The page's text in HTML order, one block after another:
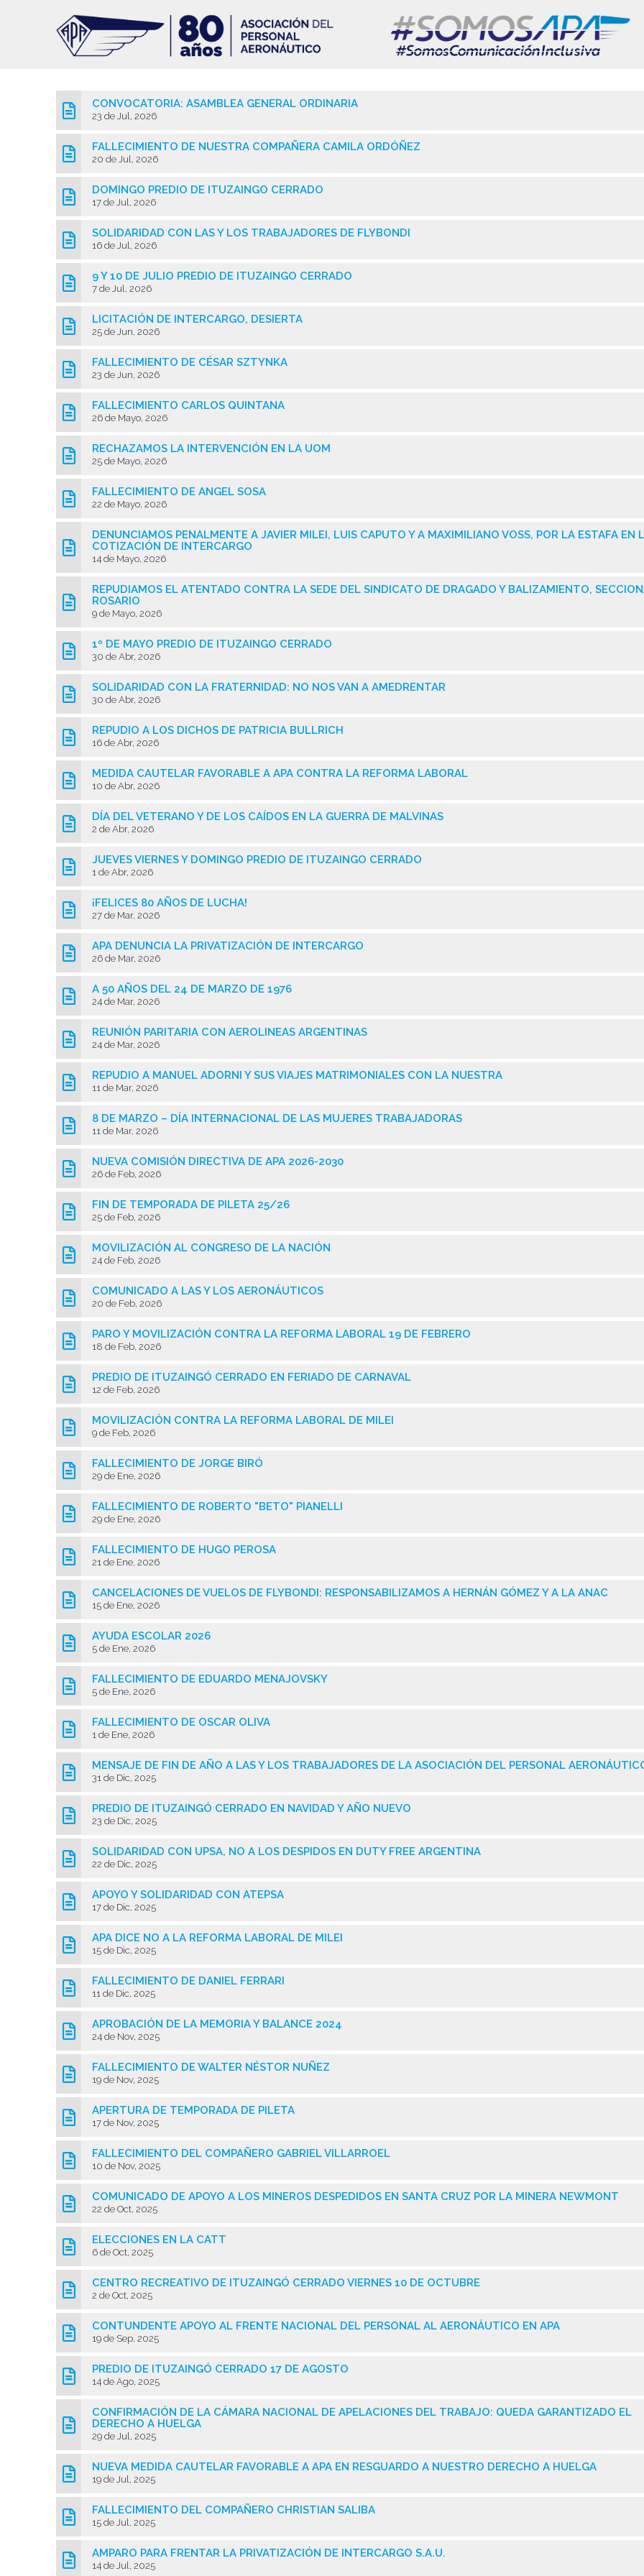
CONVOCATORIA: ASAMBLEA GENERAL ORDINARIA
23 de Jul, 2026
FALLECIMIENTO DE NUESTRA COMPAÑERA CAMILA ORDÓÑEZ
20 de Jul, 2026
DOMINGO PREDIO DE ITUZAINGO CERRADO
17 de Jul, 2026
SOLIDARIDAD CON LAS Y LOS TRABAJADORES DE FLYBONDI
16 de Jul, 2026
9 Y 10 DE JULIO PREDIO DE ITUZAINGO CERRADO
7 de Jul, 2026
LICITACIÓN DE INTERCARGO, DESIERTA
25 de Jun, 2026
FALLECIMIENTO DE CÉSAR SZTYNKA
23 de Jun, 2026
FALLECIMIENTO CARLOS QUINTANA
26 de Mayo, 2026
RECHAZAMOS LA INTERVENCIÓN EN LA UOM
25 de Mayo, 2026
FALLECIMIENTO DE ANGEL SOSA
22 de Mayo, 2026
DENUNCIAMOS PENALMENTE A JAVIER MILEI, LUIS CAPUTO Y A MAXIMILIANO VOSS, POR LA ESTAFA EN
COTIZACIÓN DE INTERCARGO
14 de Mayo, 2026
REPUDIAMOS EL ATENTADO CONTRA LA SEDE DEL SINDICATO DE DRAGADO Y BALIZAMIENTO,
ROSARIO
9 de Mayo, 2026
1º DE MAYO PREDIO DE ITUZAINGO CERRADO
30 de Abr, 2026
SOLIDARIDAD CON LA FRATERNIDAD: NO NOS VAN A AMEDRENTAR
30 de Abr, 2026
REPUDIO A LOS DICHOS DE PATRICIA BULLRICH
16 de Abr, 2026
MEDIDA CAUTELAR FAVORABLE A APA CONTRA LA REFORMA LABORAL
10 de Abr, 2026
DÍA DEL VETERANO Y DE LOS CAÍDOS EN LA GUERRA DE MALVINAS
2 de Abr, 2026
JUEVES VIERNES Y DOMINGO PREDIO DE ITUZAINGO CERRADO
1 de Abr, 2026
¡FELICES 80 AÑOS DE LUCHA!
27 de Mar, 2026
APA DENUNCIA LA PRIVATIZACIÓN DE INTERCARGO
26 de Mar, 2026
A 50 AÑOS DEL 24 DE MARZO DE 1976
24 de Mar, 2026
REUNIÓN PARITARIA CON AEROLINEAS ARGENTINAS
24 de Mar, 2026
REPUDIO A MANUEL ADORNI Y SUS VIAJES MATRIMONIALES CON LA NUESTRA
11 de Mar, 2026
8 DE MARZO – DÍA INTERNACIONAL DE LAS MUJERES TRABAJADORAS
11 de Mar, 2026
NUEVA COMISIÓN DIRECTIVA DE APA 2026-2030
26 de Feb, 2026
FIN DE TEMPORADA DE PILETA 25/26
25 de Feb, 2026
MOVILIZACIÓN AL CONGRESO DE LA NACIÓN
24 de Feb, 2026
COMUNICADO A LAS Y LOS AERONÁUTICOS
20 de Feb, 2026
PARO Y MOVILIZACIÓN CONTRA LA REFORMA LABORAL 19 DE FEBRERO
18 de Feb, 2026
PREDIO DE ITUZAINGÓ CERRADO EN FERIADO DE CARNAVAL
12 de Feb, 2026
MOVILIZACIÓN CONTRA LA REFORMA LABORAL DE MILEI
9 de Feb, 2026
FALLECIMIENTO DE JORGE BIRÓ
29 de Ene, 2026
FALLECIMIENTO DE ROBERTO "BETO" PIANELLI
29 de Ene, 2026
FALLECIMIENTO DE HUGO PEROSA
21 de Ene, 2026
CANCELACIONES DE VUELOS DE FLYBONDI: RESPONSABILIZAMOS A HERNÁN GÓMEZ Y A LA ANAC
15 de Ene, 2026
AYUDA ESCOLAR 2026
5 de Ene, 2026
FALLECIMIENTO DE EDUARDO MENAJOVSKY
5 de Ene, 2026
FALLECIMIENTO DE OSCAR OLIVA
1 de Ene, 2026
MENSAJE DE FIN DE AÑO A LAS Y LOS TRABAJADORES DE LA ASOCIACIÓN DEL PERSONAL
31 de Dic, 2025
PREDIO DE ITUZAINGÓ CERRADO EN NAVIDAD Y AÑO NUEVO
23 de Dic, 2025
SOLIDARIDAD CON UPSA, NO A LOS DESPIDOS EN DUTY FREE ARGENTINA
22 de Dic, 2025
APOYO Y SOLIDARIDAD CON ATEPSA
17 de Dic, 2025
APA DICE NO A LA REFORMA LABORAL DE MILEI
15 de Dic, 2025
FALLECIMIENTO DE DANIEL FERRARI
11 de Dic, 2025
APROBACIÓN DE LA MEMORIA Y BALANCE 2024
24 de Nov, 2025
FALLECIMIENTO DE WALTER NÉSTOR NUÑEZ
19 de Nov, 2025
APERTURA DE TEMPORADA DE PILETA
17 de Nov, 2025
FALLECIMIENTO DEL COMPAÑERO GABRIEL VILLARROEL
10 de Nov, 2025
COMUNICADO DE APOYO A LOS MINEROS DESPEDIDOS EN SANTA CRUZ POR LA MINERA NEWMONT
22 de Oct, 2025
ELECCIONES EN LA CATT
6 de Oct, 2025
CENTRO RECREATIVO DE ITUZAINGÓ CERRADO VIERNES 10 DE OCTUBRE
2 de Oct, 2025
CONTUNDENTE APOYO AL FRENTE NACIONAL DEL PERSONAL AL AERONÁUTICO EN APA
19 de Sep, 2025
PREDIO DE ITUZAINGÓ CERRADO 17 DE AGOSTO
14 de Ago, 2025
CONFIRMACIÓN DE LA CÁMARA NACIONAL DE APELACIONES DEL TRABAJO: QUEDA GARANTIZADO EL
DERECHO A HUELGA
29 de Jul, 2025
NUEVA MEDIDA CAUTELAR FAVORABLE A APA EN RESGUARDO A NUESTRO DERECHO A HUELGA
19 de Jul, 2025
FALLECIMIENTO DEL COMPAÑERO CHRISTIAN SALIBA
15 de Jul, 2025
AMPARO PARA FRENTAR LA PRIVATIZACIÓN DE INTERCARGO S.A.U.
14 de Jul, 2025